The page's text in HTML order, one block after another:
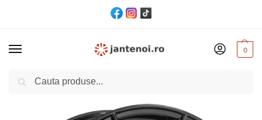
0
Acasă Jante / JANTA Arcasting ARY CB57.1 8/19 5×112 ET45 Black